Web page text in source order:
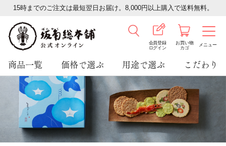
15時までのご注文は最短翌日お届け。8,000円以上購入で送料無料。
会員登録
ログイン
お買い物
カゴ
メニュー
商品一覧 価格で選ぶ 用途で選ぶ こだわり